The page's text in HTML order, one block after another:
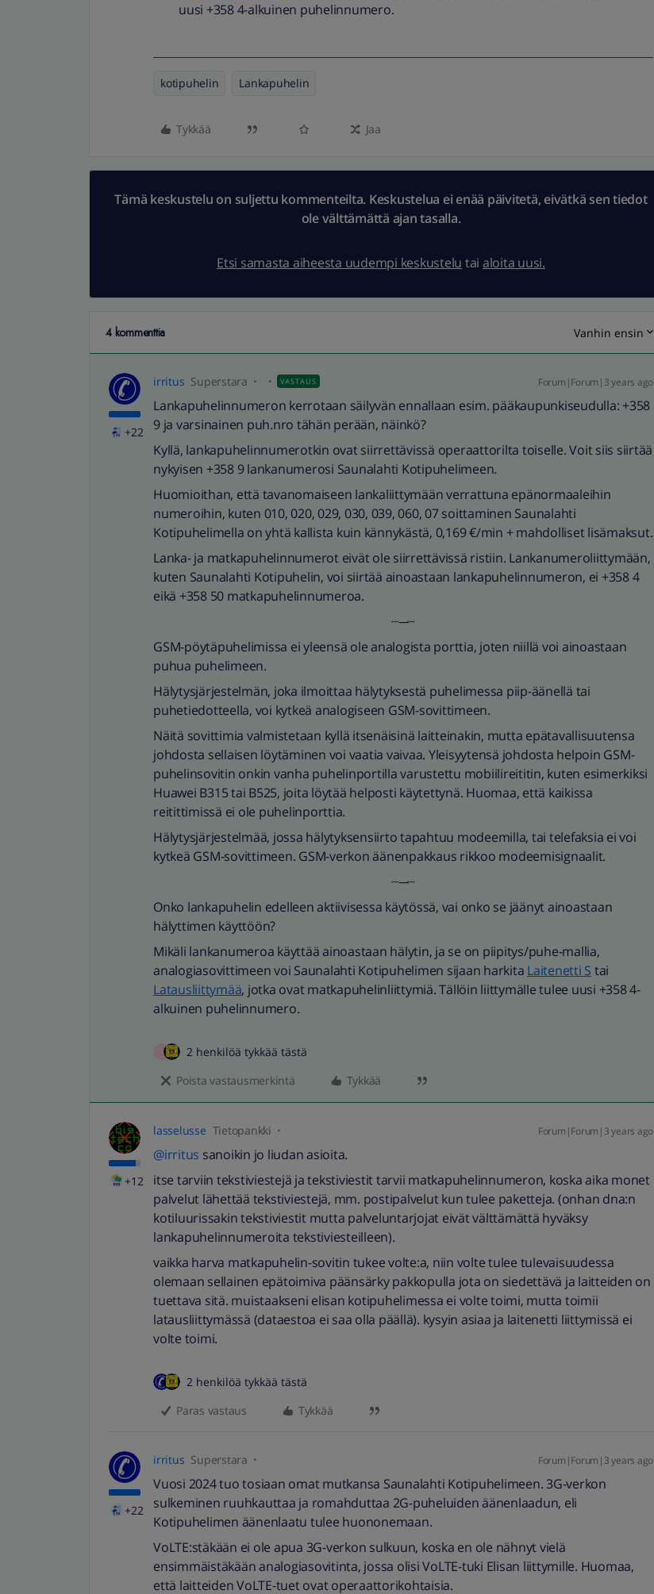
uusi +358 4-alkuinen puhelinnumero.
kotipuhelin Lankapuhelin
Tykkää Jaa
Tämä keskustelu on suljettu kommenteilta. Keskustelua ei enää päivitetä, eivätkä sen tiedot
ole välttämättä ajan tasalla.
Etsi samasta aiheesta uudempi keskustelu tai aloita uusi.
4 kommenttia Vanhin ensin
+22
irritus Superstara VASTAUS Forum|Forum|3 years ago
Lankapuhelinnumeron kerrotaan säilyvän ennallaan esim. pääkaupunkiseudulla: +358
9 ja varsinainen puh.nro tähän perään, näinkö?
Kyllä, lankapuhelinnumerotkin ovat siirrettävissä operaattorilta toiselle. Voit siis siirtää
nykyisen +358 9 lankanumerosi Saunalahti Kotipuhelimeen.
Huomioithan, että tavanomaiseen lankaliittymään verrattuna epänormaaleihin
numeroihin, kuten 010, 020, 029, 030, 039, 060, 07 soittaminen Saunalahti
Kotipuhelimella on yhtä kallista kuin kännykästä, 0,169 €/min + mahdolliset lisämaksut.
Lanka- ja matkapuhelinnumerot eivät ole siirrettävissä ristiin. Lankanumeroliittymään,
kuten Saunalahti Kotipuhelin, voi siirtää ainoastaan lankapuhelinnumeron, ei +358 4
eikä +358 50 matkapuhelinnumeroa.
┈─┈
GSM-pöytäpuhelimissa ei yleensä ole analogista porttia, joten niillä voi ainoastaan
puhua puhelimeen.
Hälytysjärjestelmän, joka ilmoittaa hälytyksestä puhelimessa piip-äänellä tai
puhetiedotteella, voi kytkeä analogiseen GSM-sovittimeen.
Näitä sovittimia valmistetaan kyllä itsenäisinä laitteinakin, mutta epätavallisuutensa
johdosta sellaisen löytäminen voi vaatia vaivaa. Yleisyytensä johdosta helpoin GSM-
puhelinsovitin onkin vanha puhelinportilla varustettu mobiilireititin, kuten esimerkiksi
Huawei B315 tai B525, joita löytää helposti käytettynä. Huomaa, että kaikissa
reitittimissä ei ole puhelinporttia.
Hälytysjärjestelmää, jossa hälytyksensiirto tapahtuu modeemilla, tai telefaksia ei voi
kytkeä GSM-sovittimeen. GSM-verkon äänenpakkaus rikkoo modeemisignaalit.
┈─┈
Onko lankapuhelin edelleen aktiivisessa käytössä, vai onko se jäänyt ainoastaan
hälyttimen käyttöön?
Mikäli lankanumeroa käyttää ainoastaan hälytin, ja se on piipitys/puhe-mallia,
analogiasovittimeen voi Saunalahti Kotipuhelimen sijaan harkita Laitenetti S tai
Latausliittymää, jotka ovat matkapuhelinliittymiä. Tällöin liittymälle tulee uusi +358 4-
alkuinen puhelinnumero.
2 henkilöä tykkää tästä
Poista vastausmerkintä
Tykkää
+12
lasselusse Tietopankki Forum|Forum|3 years ago
@irritus sanoikin jo liudan asioita.
itse tarviin tekstiviestejä ja tekstiviestit tarvii matkapuhelinnumeron, koska aika monet
palvelut lähettää tekstiviestejä, mm. postipalvelut kun tulee paketteja. (onhan dna:n
kotiluurissakin tekstiviestit mutta palveluntarjojat eivät välttämättä hyväksy
lankapuhelinnumeroita tekstiviesteilleen).
vaikka harva matkapuhelin-sovitin tukee volte:a, niin volte tulee tulevaisuudessa
olemaan sellainen epätoimiva päänsärky pakkopulla jota on siedettävä ja laitteiden on
tuettava sitä. muistaakseni elisan kotipuhelimessa ei volte toimi, mutta toimii
latausliittymässä (dataestoa ei saa olla päällä). kysyin asiaa ja laitenetti liittymissä ei
volte toimi.
2 henkilöä tykkää tästä
Paras vastaus
Tykkää
+22
irritus Superstara Forum|Forum|3 years ago
Vuosi 2024 tuo tosiaan omat mutkansa Saunalahti Kotipuhelimeen. 3G-verkon
sulkeminen ruuhkauttaa ja romahduttaa 2G-puheluiden äänenlaadun, eli
Kotipuhelimen äänenlaatu tulee huononemaan.
VoLTE:stäkään ei ole apua 3G-verkon sulkuun, koska en ole nähnyt vielä
ensimmäistäkään analogiasovitinta, jossa olisi VoLTE-tuki Elisan liittymille. Huomaa,
että laitteiden VoLTE-tuet ovat operaattorikohtaisia.